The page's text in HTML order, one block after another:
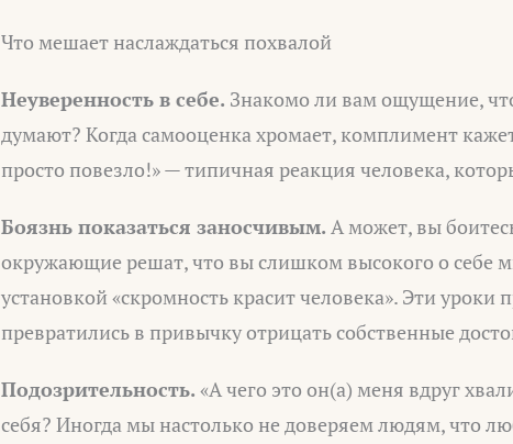
Что мешает наслаждаться похвалой
Неуверенность в себе. Знакомо ли вам ощущение,
думают? Когда самооценка хромает, комплимент
просто повезло!» — типичная реакция человека,
Боязнь показаться заносчивым. А может, вы
окружающие решат, что вы слишком высокого о себе
установкой «скромность красит человека». Эти уроки
превратились в привычку отрицать собственные
Подозрительность. «А чего это он(а) меня вдруг
себя? Иногда мы настолько не доверяем людям, что